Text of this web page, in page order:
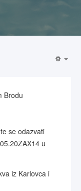
Brodu
se odazvati
u
iz Karlovca i